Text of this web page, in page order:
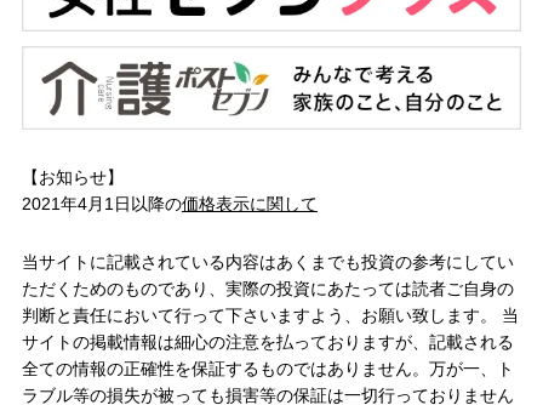
【お知らせ】
2021年4月1日以降の価格表示に関して
当サイトに記載されている内容はあくまでも投資の参考にしてい
ただくためのものであり、実際の投資にあたっては読者ご自身の
判断と責任において行って下さいますよう、お願い致します。 当
サイトの掲載情報は細心の注意を払っておりますが、記載される
全ての情報の正確性を保証するものではありません。万が一、ト
ラブル等の損失が被っても損害等の保証は一切行っておりません